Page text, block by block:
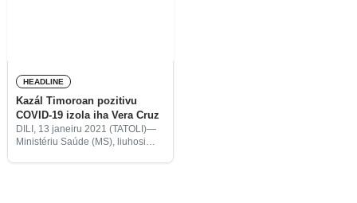
HEADLINE
Kazál Timoroan pozitivu
COVID-19 izola iha Vera Cruz
DILI, 13 janeiru 2021 (TATOLI)—
Ministériu Saúde (MS), liuhosi